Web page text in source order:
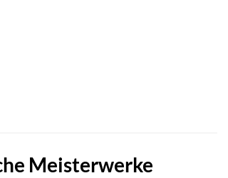
Meisterwerke